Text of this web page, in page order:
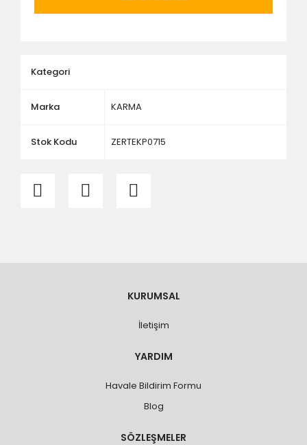
Kategori
Marka KARMA
Stok Kodu ZERTEKP0715
KURUMSAL
İletişim
YARDIM
Havale Bildirim Formu
Blog
SÖZLEŞMELER